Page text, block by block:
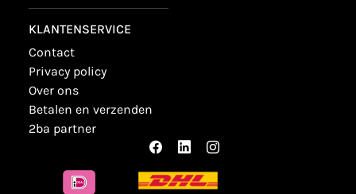
KLANTENSERVICE
contact
privacy policy
over ons
betalen en verzenden
2ba partner